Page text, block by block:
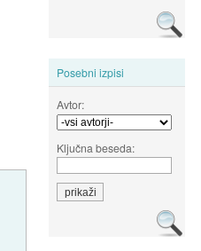
Posebni izpisi
Avtor:
Ključna beseda: